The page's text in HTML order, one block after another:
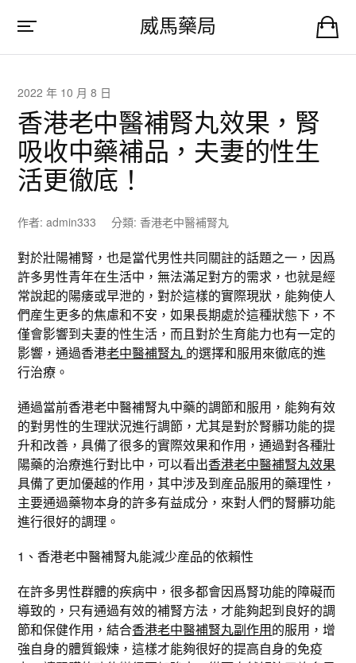
威馬藥局
2022 年 10 月 8 日
香港老中醫補腎丸效果，腎
吸收中藥補品，夫妻的性生
活更徹底！
作者:admin333 分類: 香港老中醫補腎丸
對於壯陽補腎，也是當代男性共同關註的話題之一，因爲
許多男性青年在生活中，無法滿足對方的需求，也就是經
常說起的陽痿或早泄的，對於這樣的實際現狀，能夠使人
們産生更多的焦慮和不安，如果長期處於這種狀態下，不
僅會影響到夫妻的性生活，而且對於生育能力也有一定的
影響，通過香港老中醫補腎丸 的選擇和服用來徹底的進
行治療。
通過當前香港老中醫補腎丸中藥的調節和服用，能夠有效
的對男性的生理狀況進行調節，尤其是對於腎髒功能的提
升和改善，具備了很多的實際效果和作用，通過對各種壯
陽藥的治療進行對比中，可以看出香港老中醫補腎丸效果
具備了更加優越的作用，其中涉及到産品服用的藥理性，
主要通過藥物本身的許多有益成分，來對人們的腎髒功能
進行很好的調理。
1、香港老中醫補腎丸能減少産品的依賴性
在許多男性群體的疾病中，很多都會因爲腎功能的障礙而
導致的，只有通過有效的補腎方法，才能夠起到良好的調
節和保健作用，結合香港老中醫補腎丸副作用的服用，增
強自身的體質鍛煉，這樣才能夠很好的提高自身的免疫